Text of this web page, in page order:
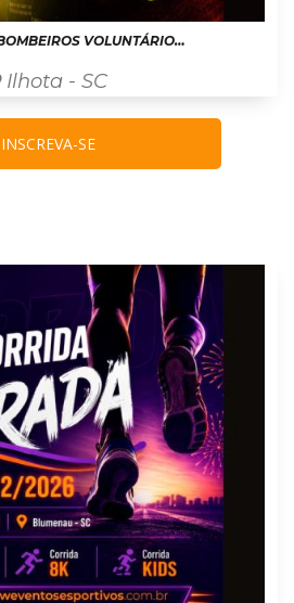
2° CORRIDA BOMBEIROS VOLUNTÁRIOS DE ILHOTA 2026
Ilhota - SC
INSCREVA-SE